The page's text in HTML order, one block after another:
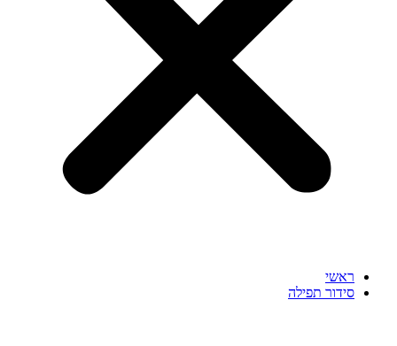
ראשי
סידור תפילה